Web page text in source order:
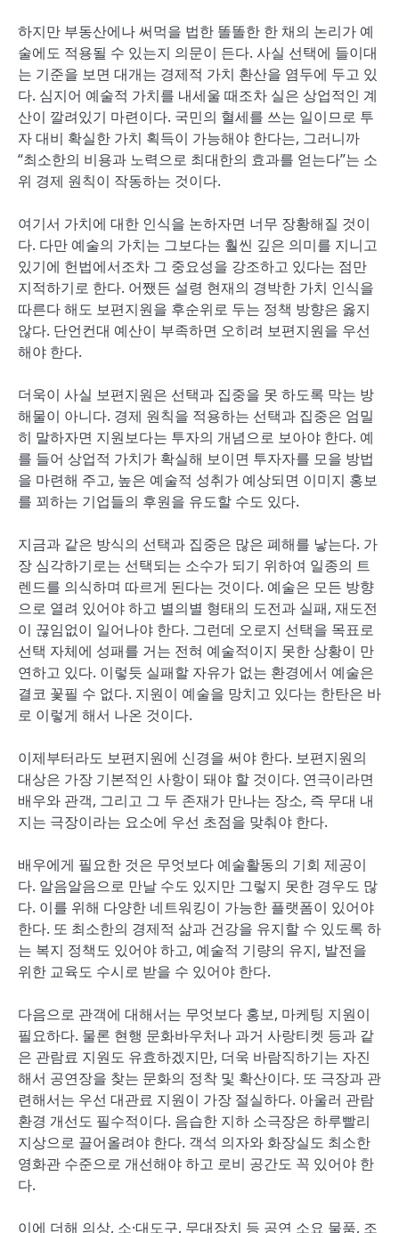
하지만 부동산에나 써먹을 법한 똘똘한 한 채의 논리가 예
술에도 적용될 수 있는지 의문이 든다. 사실 선택에 들이대
는 기준을 보면 대개는 경제적 가치 환산을 염두에 두고 있
다. 심지어 예술적 가치를 내세울 때조차 실은 상업적인 계
산이 깔려있기 마련이다. 국민의 혈세를 쓰는 일이므로 투
자 대비 확실한 가치 획득이 가능해야 한다는, 그러니까
“최소한의 비용과 노력으로 최대한의 효과를 얻는다”는 소
위 경제 원칙이 작동하는 것이다.
여기서 가치에 대한 인식을 논하자면 너무 장황해질 것이
다. 다만 예술의 가치는 그보다는 훨씬 깊은 의미를 지니고
있기에 헌법에서조차 그 중요성을 강조하고 있다는 점만
지적하기로 한다. 어쨌든 설령 현재의 경박한 가치 인식을
따른다 해도 보편지원을 후순위로 두는 정책 방향은 옳지
않다. 단언컨대 예산이 부족하면 오히려 보편지원을 우선
해야 한다.
더욱이 사실 보편지원은 선택과 집중을 못 하도록 막는 방
해물이 아니다. 경제 원칙을 적용하는 선택과 집중은 엄밀
히 말하자면 지원보다는 투자의 개념으로 보아야 한다. 예
를 들어 상업적 가치가 확실해 보이면 투자자를 모을 방법
을 마련해 주고, 높은 예술적 성취가 예상되면 이미지 홍보
를 꾀하는 기업들의 후원을 유도할 수도 있다.
지금과 같은 방식의 선택과 집중은 많은 폐해를 낳는다. 가
장 심각하기로는 선택되는 소수가 되기 위하여 일종의 트
렌드를 의식하며 따르게 된다는 것이다. 예술은 모든 방향
으로 열려 있어야 하고 별의별 형태의 도전과 실패, 재도전
이 끊임없이 일어나야 한다. 그런데 오로지 선택을 목표로
선택 자체에 성패를 거는 전혀 예술적이지 못한 상황이 만
연하고 있다. 이렇듯 실패할 자유가 없는 환경에서 예술은
결코 꽃필 수 없다. 지원이 예술을 망치고 있다는 한탄은 바
로 이렇게 해서 나온 것이다.
이제부터라도 보편지원에 신경을 써야 한다. 보편지원의
대상은 가장 기본적인 사항이 돼야 할 것이다. 연극이라면
배우와 관객, 그리고 그 두 존재가 만나는 장소, 즉 무대 내
지는 극장이라는 요소에 우선 초점을 맞춰야 한다.
배우에게 필요한 것은 무엇보다 예술활동의 기회 제공이
다. 알음알음으로 만날 수도 있지만 그렇지 못한 경우도 많
다. 이를 위해 다양한 네트워킹이 가능한 플랫폼이 있어야
한다. 또 최소한의 경제적 삶과 건강을 유지할 수 있도록 하
는 복지 정책도 있어야 하고, 예술적 기량의 유지, 발전을
위한 교육도 수시로 받을 수 있어야 한다.
다음으로 관객에 대해서는 무엇보다 홍보, 마케팅 지원이
필요하다. 물론 현행 문화바우처나 과거 사랑티켓 등과 같
은 관람료 지원도 유효하겠지만, 더욱 바람직하기는 자진
해서 공연장을 찾는 문화의 정착 및 확산이다. 또 극장과 관
련해서는 우선 대관료 지원이 가장 절실하다. 아울러 관람
환경 개선도 필수적이다. 음습한 지하 소극장은 하루빨리
지상으로 끌어올려야 한다. 객석 의자와 화장실도 최소한
영화관 수준으로 개선해야 하고 로비 공간도 꼭 있어야 한
다.
이에 더해 의상, 소·대도구, 무대장치 등 공연 소요 물품, 조